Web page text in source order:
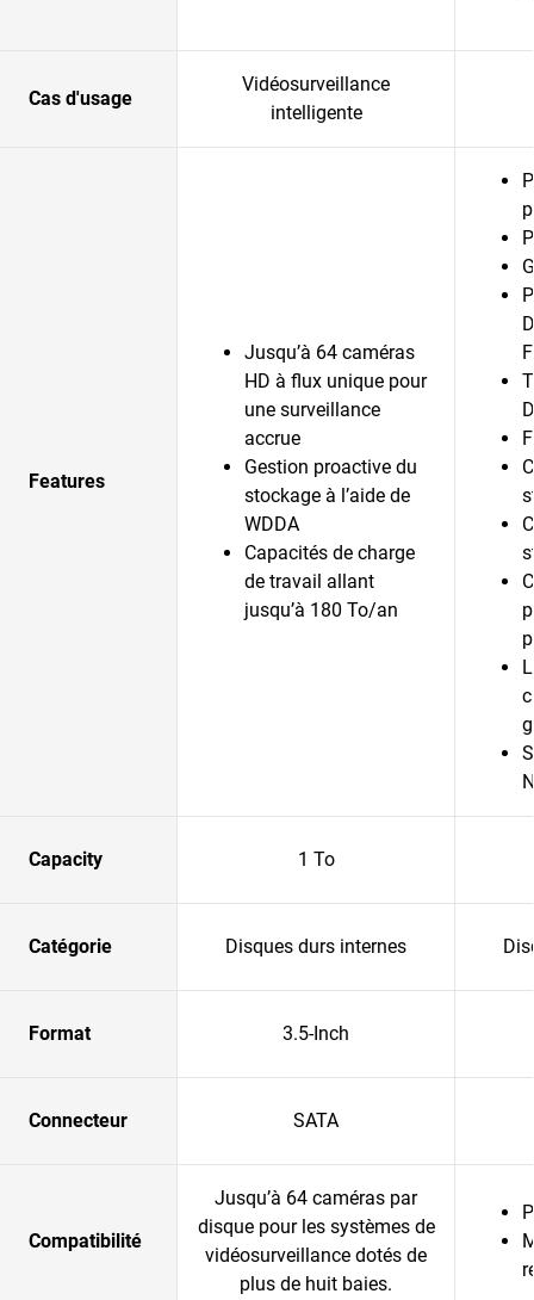
Cas d'usage
Vidéosurveillance
intelligente
Features
Jusqu’à 64 caméras
HD à flux unique pour
une surveillance
accrue
Gestion proactive du
stockage à l’aide de
WDDA
Capacités de charge
de travail allant
jusqu’à 180 To/an
Capacity 1 To
Catégorie Disques durs internes
Format 3.5-Inch
Connecteur SATA
Compatibilité
Jusqu’à 64 caméras par
disque pour les systèmes de
vidéosurveillance dotés de
plus de huit baies.